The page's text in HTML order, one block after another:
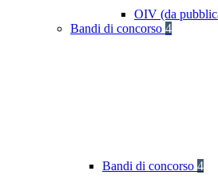
OIV (da
Bandi di concorso 4
Bandi di concorso 4